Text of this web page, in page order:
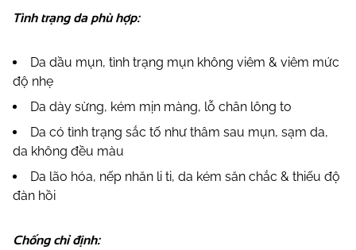
Tình trạng da phù hợp:
Da dầu mụn, tình trạng mụn không viêm & viêm mức
độ nhẹ
Da dày sừng, kém mịn màng, lỗ chân lông to
Da có tình trạng sắc tố như thâm sau mụn, sạm da,
da không đều màu
Da lão hóa, nếp nhăn li ti, da kém săn chắc & thiếu độ
đàn hồi
Chống chỉ định: